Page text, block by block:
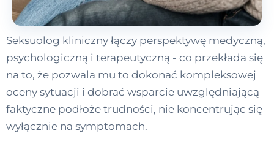
Seksuolog kliniczny łączy perspektywę medyczną,
psychologiczną i terapeutyczną - co przekłada się
na to, że pozwala mu to dokonać kompleksowej
oceny sytuacji i dobrać wsparcie uwzględniającą
faktyczne podłoże trudności, nie koncentrując się
wyłącznie na symptomach.